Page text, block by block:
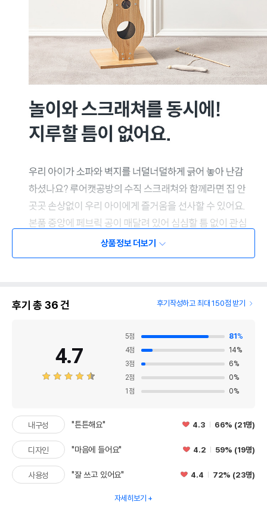
상품정보 더보기
후기 총 36건 후기작성하고 최대 150점 받기
4.7
5점 81 %
4점 14%
3점 6%
2점 0%
1 점 0%
내구성 "튼튼해요" 4.3 66% (21명)
디자인 "마음에 들어요" 4.2 59% (19명)
사용성 "잘 쓰고 있어요" 4.4 72% (23명)
자세히보기